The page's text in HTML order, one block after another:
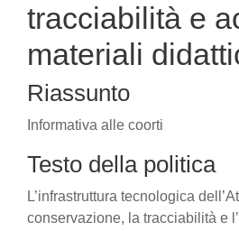
tracciabilità e
materiali
Riassunto
Informativa alle coorti
Testo della politica
L’infrastruttura tecnologica
conservazione, la tracciabilità e